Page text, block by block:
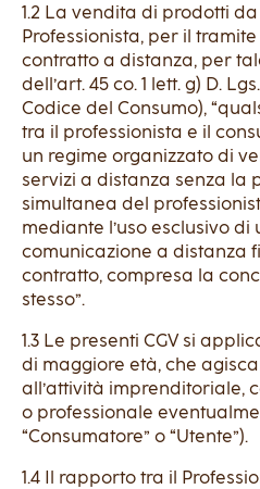
1.2 La vendita di prodotti
Professionista, per il
contratto a distanza, per
dell’art. 45 co. 1 lett. g) D.
Codice del Consumo),
tra il professionista e il
un regime organizzato di
servizi a distanza senza la
simultanea del
mediante l’uso esclusivo di
comunicazione a distanza
contratto, compresa la
stesso”.
1.3 Le presenti CGV si
di maggiore età, che
all’attività imprenditoriale,
o professionale
“Consumatore” o “Utente”).
1.4 Il rapporto tra il